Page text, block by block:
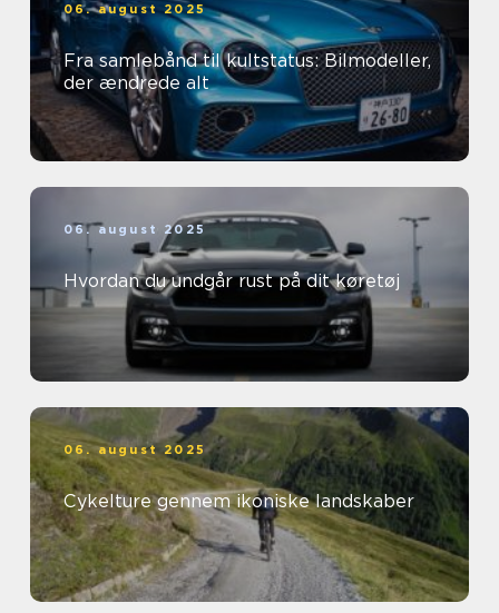
06. august 2025
Fra samlebånd til kultstatus: Bilmodeller,
der ændrede alt
06. august 2025
Hvordan du undgår rust på dit køretøj
06. august 2025
Cykelture gennem ikoniske landskaber